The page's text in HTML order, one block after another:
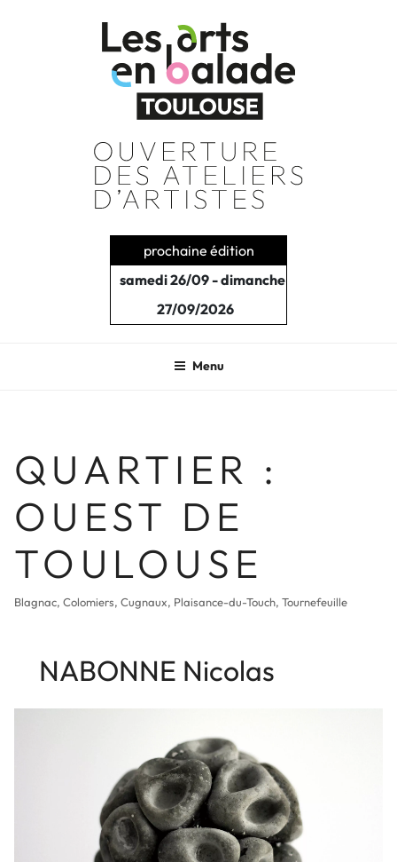
prochaine édition
samedi 26/09 - dimanche
27/09/2026
Menu
QUARTIER :
OUEST DE
TOULOUSE
Blagnac, Colomiers, Cugnaux, Plaisance-du-Touch, Tournefeuille
NABONNE Nicolas